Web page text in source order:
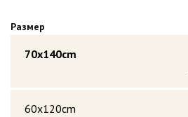
Размер
70x140cm
60x120cm